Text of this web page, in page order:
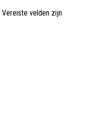
Vereiste velden zijn